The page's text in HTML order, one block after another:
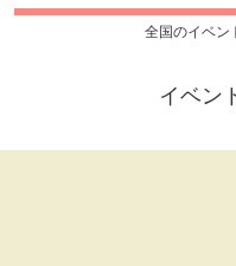
全国のイベン
イベン